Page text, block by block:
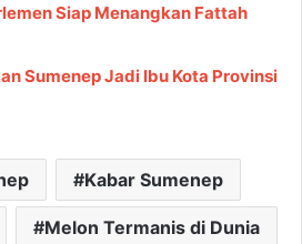
Siap Menangkan Fattah
Sumenep Jadi Ibu Kota Provinsi
Kabar Sumenep
Melon Termanis di Dunia